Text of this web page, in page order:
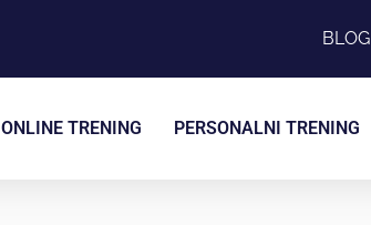
BLOG
ONLINE TRENING PERSONALNI TRENING